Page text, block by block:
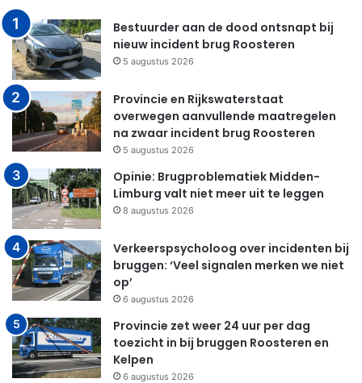
Bestuurder aan de dood ontsnapt bij
nieuw incident brug Roosteren
5 augustus 2026
Provincie en Rijkswaterstaat
overwegen aanvullende maatregelen
na zwaar incident brug Roosteren
5 augustus 2026
Opinie: Brugproblematiek Midden-
Limburg valt niet meer uit te leggen
8 augustus 2026
Verkeerspsycholoog over incidenten bij
bruggen: ‘Veel signalen merken we niet
op’
6 augustus 2026
Provincie zet weer 24 uur per dag
toezicht in bij bruggen Roosteren en
Kelpen
6 augustus 2026